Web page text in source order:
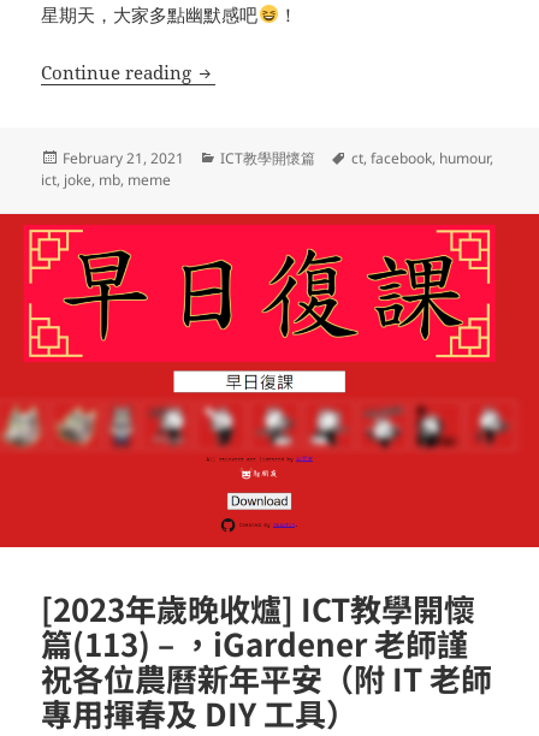
星期天，大家多點幽默感吧 ！
Continue reading ICT教學開懷篇(114) – 那些年，我們一起
Posted
on
February 21, 2021 Categories
ICT教學開懷篇 Tags
ct,facebook, humour,
ict, joke, mb, meme
[2023年歲晚收爐] ICT教學開懷
篇(113) – ，iGardener 老師謹
祝各位農曆新年平安（附 IT 老師
專用揮春及 DIY 工具）